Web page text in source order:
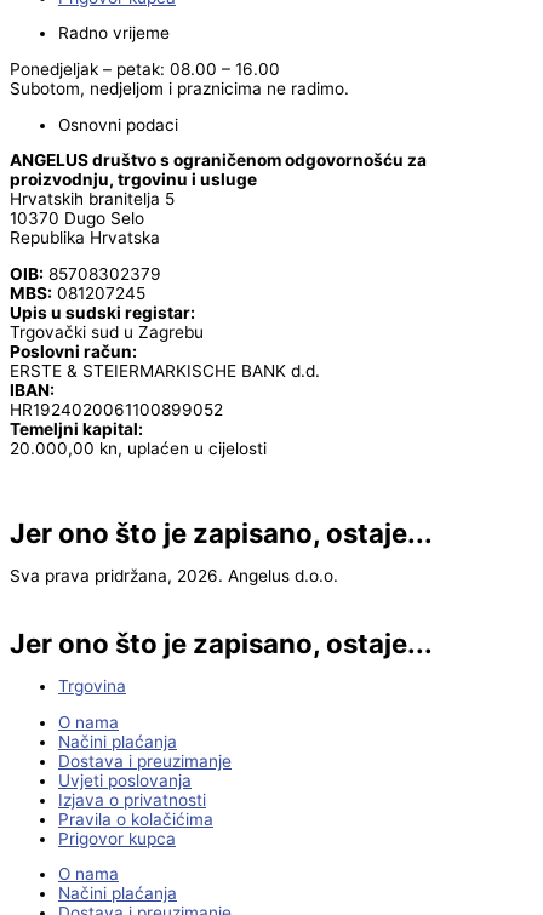
Radno vrijeme
Ponedjeljak – petak: 08.00 – 16.00
Subotom, nedjeljom i praznicima ne radimo.
Osnovni podaci
ANGELUS društvo s ograničenom odgovornošću za
proizvodnju, trgovinu i usluge
Hrvatskih branitelja 5
10370 Dugo Selo
Republika Hrvatska
OIB: 85708302379
MBS: 081207245
Upis u sudski registar:
Trgovački sud u Zagrebu
Poslovni račun:
ERSTE & STEIERMARKISCHE BANK d.d.
IBAN:
HR1924020061100899052
Temeljni kapital:
20.000,00 kn, uplaćen u cijelosti
Jer ono što je zapisano, ostaje...
Sva prava pridržana, 2026. Angelus d.o.o.
Jer ono što je zapisano, ostaje...
Trgovina
O nama
Načini plaćanja
Dostava i preuzimanje
Uvjeti poslovanja
Izjava o privatnosti
Pravila o kolačićima
Prigovor kupca
O nama
Načini plaćanja